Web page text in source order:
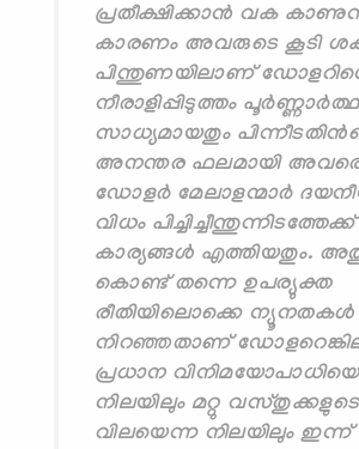
പ്രതീക്ഷിക്കാന്‍ വക
കാരണം അവരുടെ കൂടി
പിന്തുണയിലാണ്
നീരാളിപ്പിടുത്തം
സാധ്യമായതും
അനന്തര ഫലമായി
ഡോളര്‍ മേലാളന്മാര്‍
വിധം
കാര്യങ്ങള്‍ എത്തിയതും.
കൊണ്ട് തന്നെ ഉപര്യുക്ത
രീതിയിലൊക്കെ ന്യൂനതകൾ
നിറഞ്ഞതാണ്
പ്രധാന
നിലയിലും മറ്റു വസ്തുക്കളുടെ
വിലയെന്ന നിലയിലും